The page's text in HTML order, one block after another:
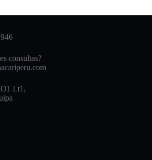
consultas?
Lt1,